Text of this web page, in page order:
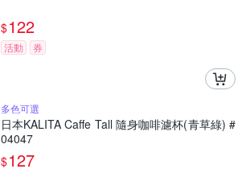
$122
活動 券
多色可選
日本KALITA Caffe Tall 隨身咖啡濾杯(青草綠) #
04047
$127